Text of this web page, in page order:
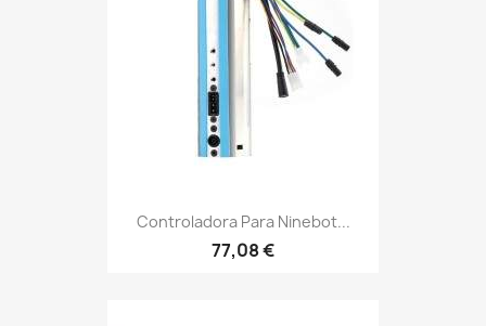
Controladora Para Ninebot...
77,08 €